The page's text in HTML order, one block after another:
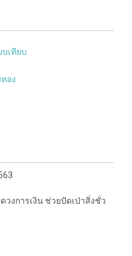
บเทียบ
อง
วงการเงิน ช่วยปัดเป่าสิ่งชั่ว